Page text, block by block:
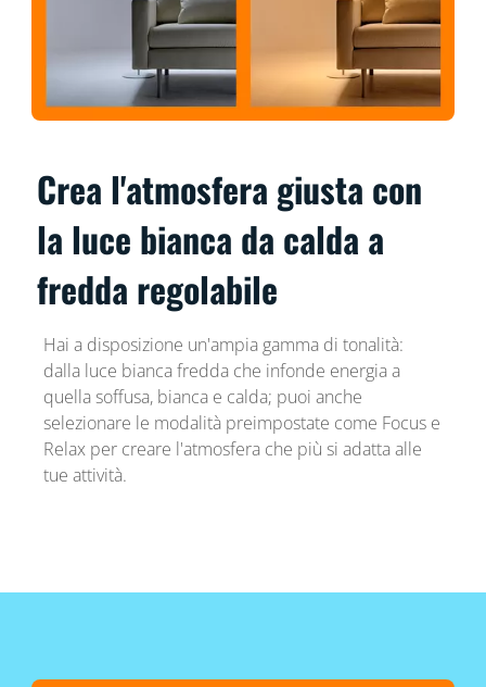
Crea l'atmosfera giusta con
la luce bianca da calda a
fredda regolabile
Hai a disposizione un'ampia gamma di tonalità:
dalla luce bianca fredda che infonde energia a
quella soffusa, bianca e calda; puoi anche
selezionare le modalità preimpostate come Focus e
Relax per creare l'atmosfera che più si adatta alle
tue attività.